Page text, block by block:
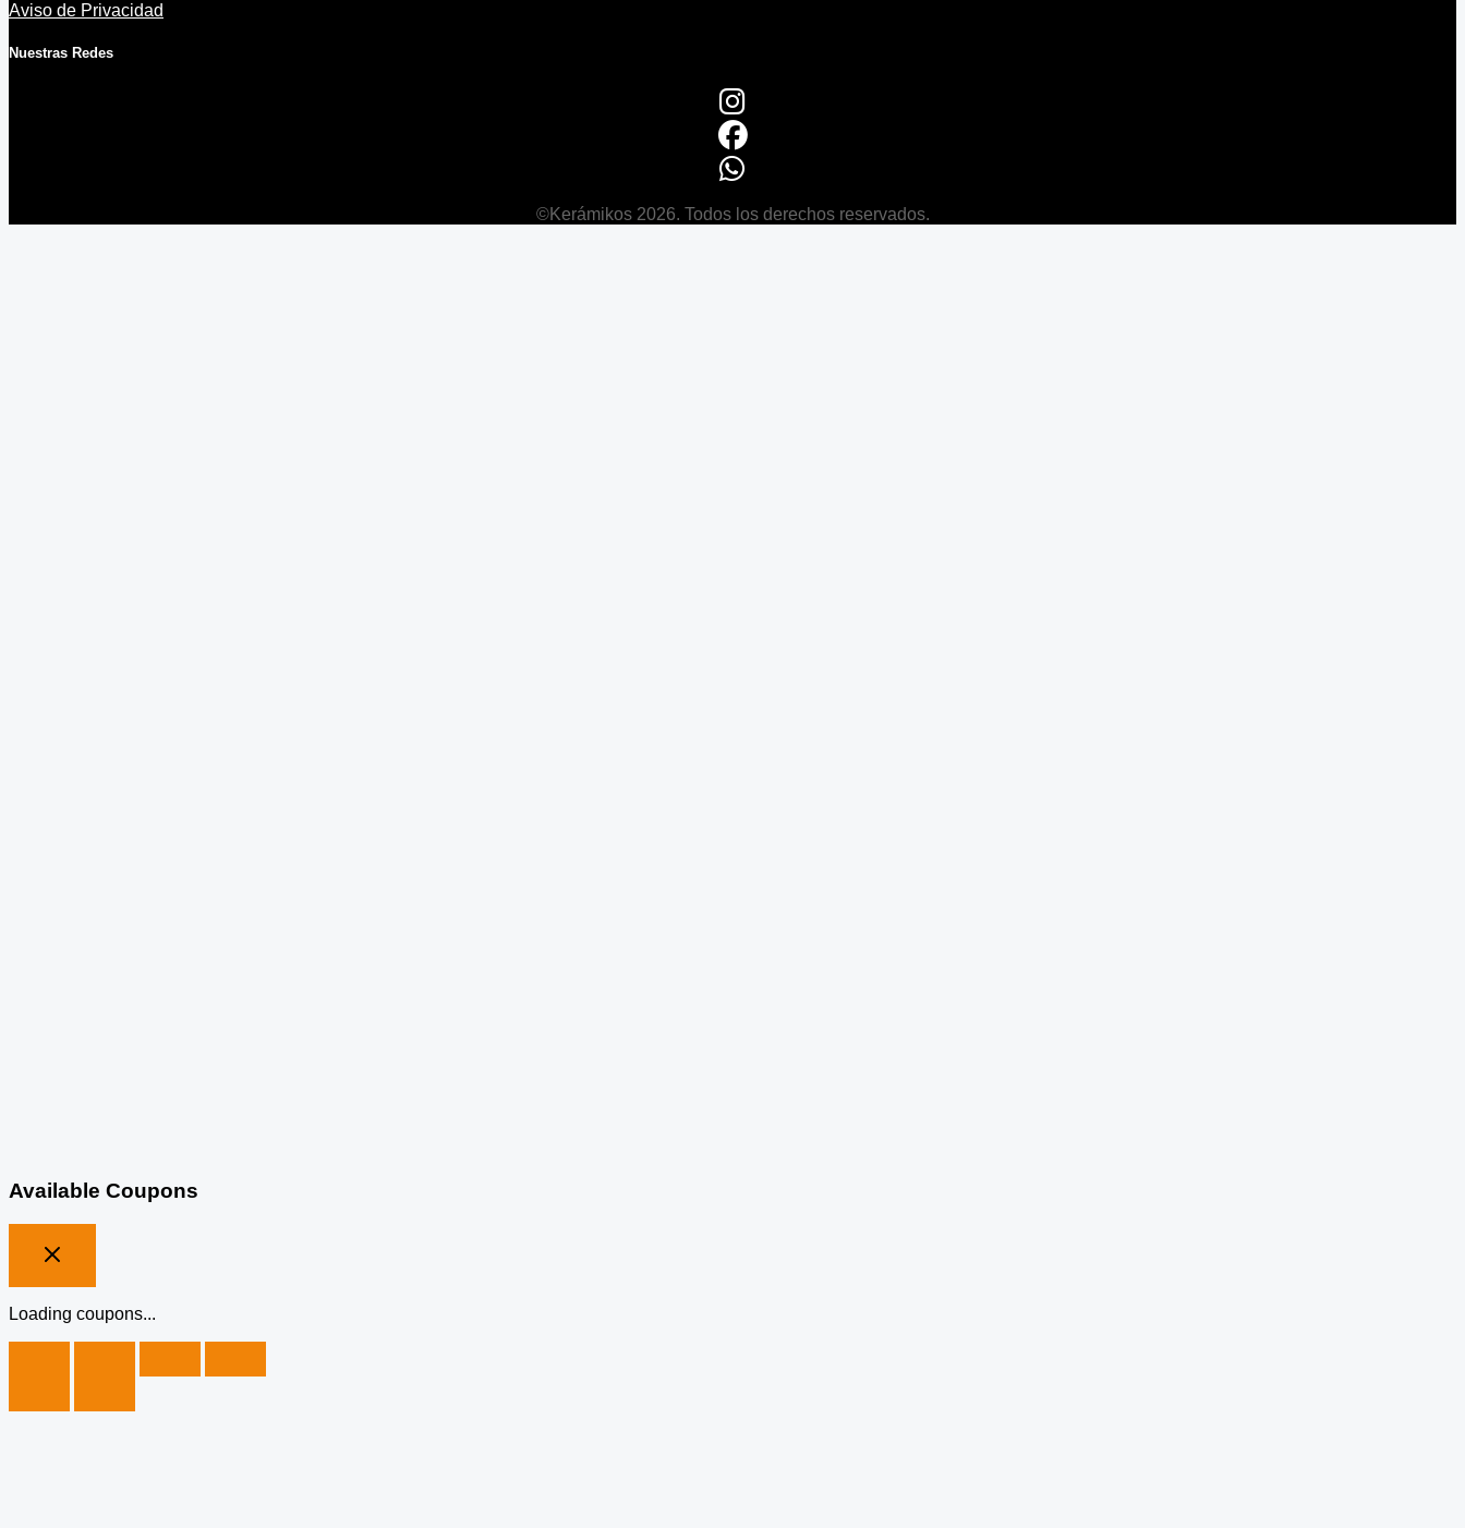
Aviso de Privacidad
Nuestras Redes
©Kerámikos 2026. Todos los derechos reservados.
Available Coupons
Loading coupons...